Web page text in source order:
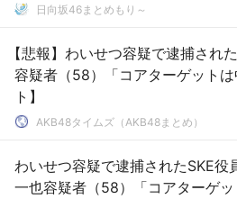
日向坂46まとめもり～
【悲報】わいせつ容疑で逮捕され
容疑者（58）「コアターゲット
ト】
AKB48タイムズ（AKB48まとめ）
わいせつ容疑で逮捕されたSKE役
一也容疑者（58）「コアターゲ